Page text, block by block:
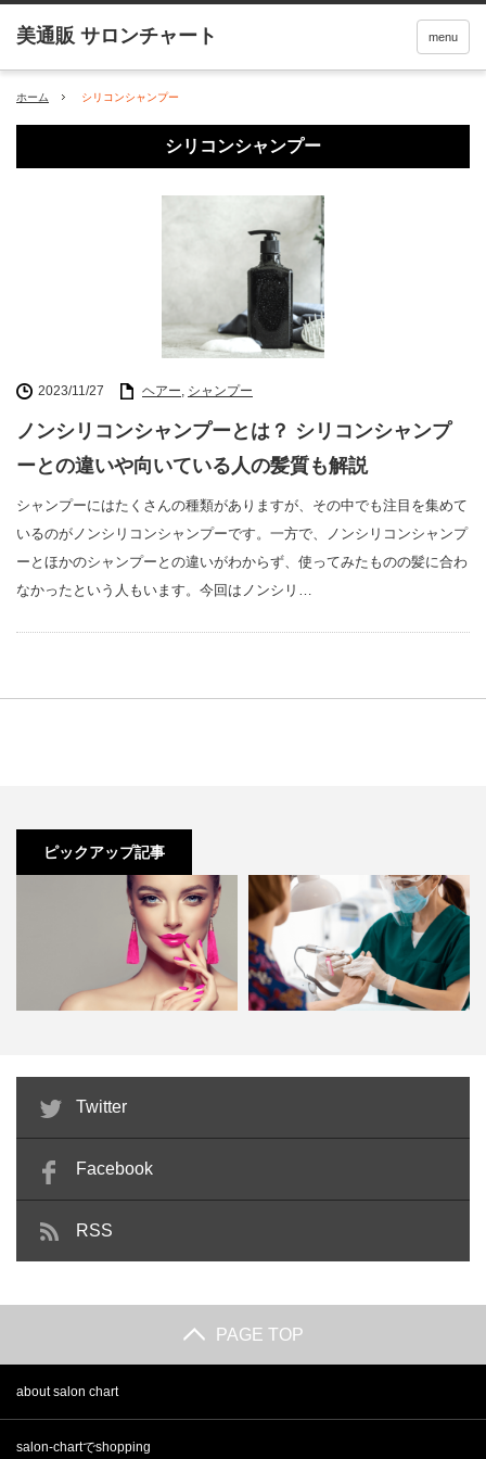
menu
ホーム シリコンシャンプー
シリコンシャンプー
2023/11/27 ヘアー, シャンプー
ノンシリコンシャンプーとは？ シリコンシャンプ
ーとの違いや向いている人の髪質も解説
シャンプーにはたくさんの種類がありますが、その中でも注目を集めて
いるのがノンシリコンシャンプーです。一方で、ノンシリコンシャンプ
ーとほかのシャンプーとの違いがわからず、使ってみたものの髪に合わ
なかったという人もいます。今回はノンシリ…
ピックアップ記事
ビューティーコーディネーターが
美容サロンの顔になる！検定…
Twitter
Facebook
RSS
PAGE TOP
about salon chart
salon-chartでshopping